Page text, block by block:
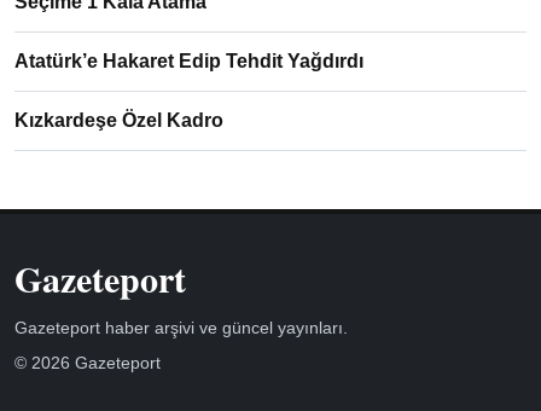
Atatürk’e Hakaret Edip Tehdit Yağdırdı
Kızkardeşe Özel Kadro
Gazeteport
Gazeteport haber arşivi ve güncel yayınları.
© 2026 Gazeteport